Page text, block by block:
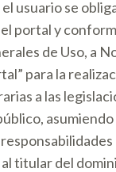
usuario se
portal y
de Uso, a
para la
a las
titular del